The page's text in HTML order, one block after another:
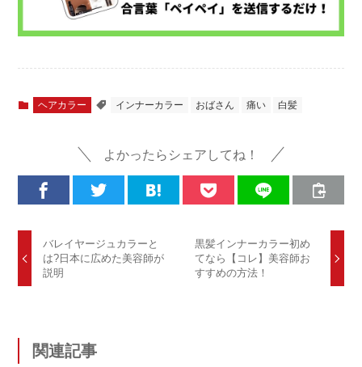
ヘアカラー インナーカラー おばさん 痛い 白髪
よかったらシェアしてね！
バレイヤージュカラーと
は?日本に広めた美容師が
説明
黒髪インナーカラー初め
てなら【コレ】美容師お
すすめの方法！
関連記事